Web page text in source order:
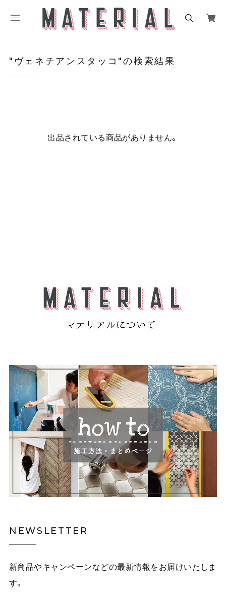
"ヴェネチアンスタッコ"の検索結果
出品されている商品がありません。
NEWSLETTER
新商品やキャンペーンなどの最新情報をお届けいたしま
す。